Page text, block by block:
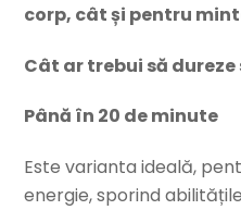
corp, cât și pentru
Cât ar trebui să dureze
Până în 20 de minute
Este varianta ideală,
energie, sporind